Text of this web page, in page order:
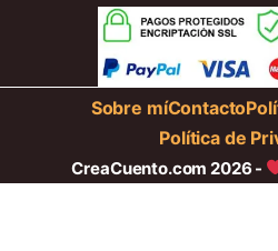
Sobre míContacto
Política de
CreaCuento.com 2026 -